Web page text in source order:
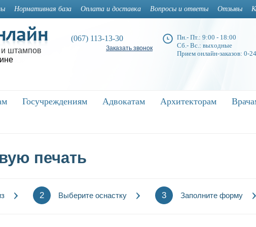
Нормативная база Оплата и доставка Вопросы и ответы Отзывы
и штампов
(067) 113-13-30
Заказать звонок
Пн.- Пт.: 9:00 - 18:00
Сб.- Вс.: выходные
Прием онлайн-заказов: 0-24
Госучреждениям
Госучреждениям Адвокатам
Адвокатам Архитекторам
Архитекторам
печать
2 Выберите оснастку 3 Заполните форму